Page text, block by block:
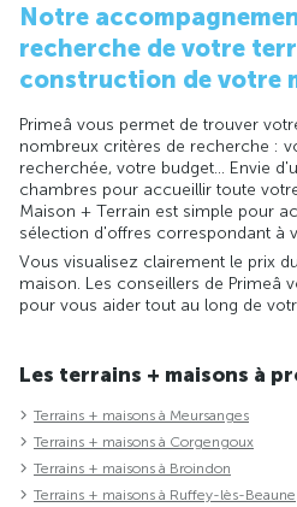
Notre
recherche de votre
construction de votre
Primeâ vous permet de trouver
nombreux critères de recherche :
recherchée, votre budget... Envie
chambres pour accueillir toute
Maison + Terrain est simple pour
sélection d'offres correspondant à
Vous visualisez clairement le prix
maison. Les conseillers de Primeâ
pour vous aider tout au long de
Les terrains + maisons à
Terrains + maisons à Meursanges
Terrains + maisons à Corgengoux
Terrains + maisons à Broindon
Terrains + maisons à Ruffey-lès-Beaune